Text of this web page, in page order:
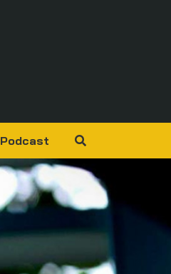
Podcast